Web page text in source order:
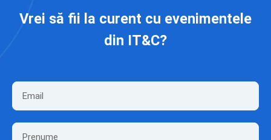
Vrei să fii la curent cu evenimentele
din IT&C?